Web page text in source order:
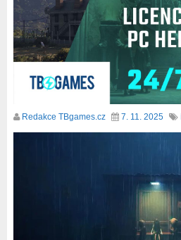
Redakce TBgames.cz 7. 11. 2025